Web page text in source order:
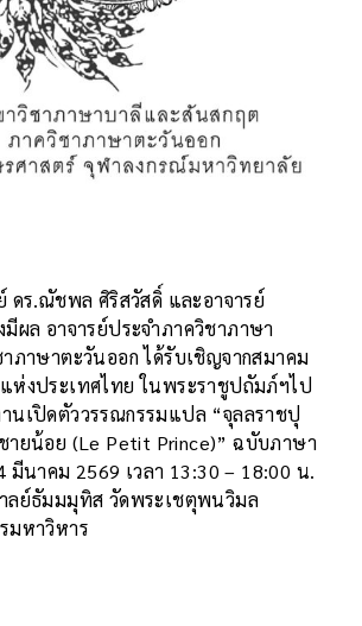
ดร.ณัชพล ศิริสวัสดิ์ และอาจารย์
ผล อาจารย์ประจำภาควิชาภาษา
าภาษาตะวันออก ได้รับเชิญจากสมาคม
ห่งประเทศไทย ในพระราชูปถัมภ์ฯไป
นเปิดตัววรรณกรรมแปล “จุลลราชปุ
ายน้อย (Le Petit Prince)” ฉบับภาษา
มีนาคม 2569 เวลา 13:30 – 18:00 น.
ลย์ธัมมมุทิส วัดพระเชตุพนวิมล
มหาวิหาร